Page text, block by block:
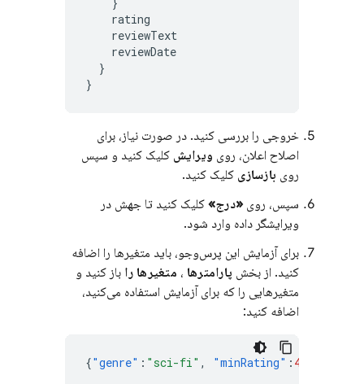
rating
reviewText
reviewDate
}
}
خروجی را بررسی کنید. در صورت نیاز، برای
اصلاح اعلان، روی ویرایش کلیک کنید و سپس
روی بازسازی کلیک کنید.
سپس، روی «درج» کلیک کنید تا جهش در
ویرایشگر داده وارد شود.
برای آزمایش این پرس‌وجو، باید متغیرها را اضافه
کنید. از بخش پارامترها ، متغیرها را باز کنید و
متغیرهایی را که برای آزمایش استفاده می‌کنید،
اضافه کنید:
{"genre" : "sci-fi" , "minRating" : 4